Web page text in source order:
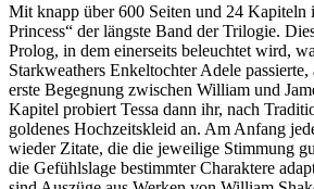
Mit knapp über 600 Seiten und 24 Kapiteln
Princess“ der längste Band der Trilogie.
Prolog, in dem einerseits beleuchtet wird,
Starkweathers Enkeltochter Adele passierte,
erste Begegnung zwischen William und
Kapitel probiert Tessa dann ihr, nach
goldenes Hochzeitskleid an. Am Anfang
wieder Zitate, die die jeweilige Stimmung
die Gefühlslage bestimmter Charaktere